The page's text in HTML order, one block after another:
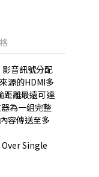
音訊號分配
源的HDMI多
距離最遠可達
為一組完整
容傳送至多
Over Single